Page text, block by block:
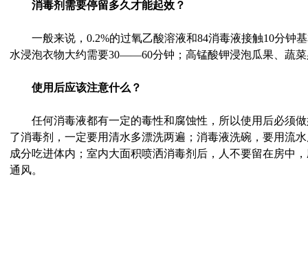
消毒剂需要停留多久才能起效？
一般来说，0.2%的过氧乙酸溶液和84消毒液接触10分钟
水浸泡衣物大约需要30——60分钟；高锰酸钾浸泡瓜果、蔬
使用后应该注意什么？
任何消毒液都有一定的毒性和腐蚀性，所以使用后必须做
了消毒剂，一定要用清水多漂洗两遍；消毒液洗碗，要用流
成分吃进体内；室内大面积喷洒消毒剂后，人不要留在房中
通风。